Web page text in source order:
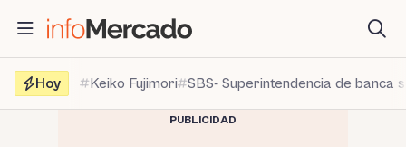
contenido
Hoy
Keiko Fujimori SBS- Superintendencia de banca
PUBLICIDAD